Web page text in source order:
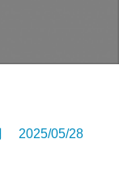
2025/05/28